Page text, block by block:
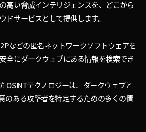
高い脅威インテリジェンスを、どこから
ドサービスとして提供します。
などの匿名ネットワークソフトウェアを
全にダークウェブにある情報を検索でき
OSINTテクノロジーは、ダークウェブと
のある攻撃者を特定するための多くの情